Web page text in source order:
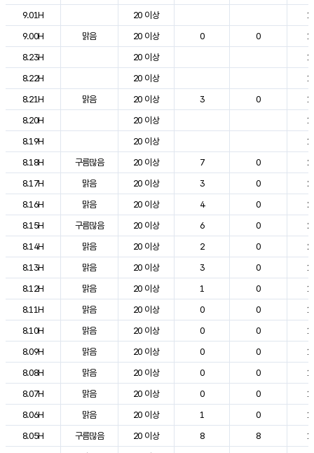
9.01H
20 이상
9.00H
맑음 20 이상 0 0
8.23H
20 이상
8.22H
20 이상
8.21H
맑음 20 이상 3 0
8.20H
20 이상
8.19H
20 이상
8.18H
구름많음 20 이상 7 0
8.17H
맑음 20 이상 3 0
8.16H
맑음 20 이상 4 0
8.15H
구름많음 20 이상 6 0
8.14H
맑음 20 이상 2 0
8.13H
맑음 20 이상 3 0
8.12H
맑음 20 이상 1 0
8.11H
맑음 20 이상 0 0
8.10H
맑음 20 이상 0 0
8.09H
맑음 20 이상 0 0
8.08H
맑음 20 이상 0 0
8.07H
맑음 20 이상 0 0
8.06H
맑음 20 이상 1 0
8.05H
구름많음 20 이상 8 8